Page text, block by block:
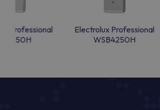
Professional
Electrolux Professional
WSB4250H